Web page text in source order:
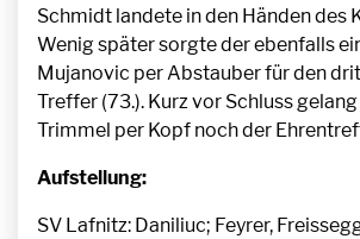
Schmidt landete in den Händen des
Wenig später sorgte der ebenfalls
Mujanovic per Abstauber für den
Treffer (73.). Kurz vor Schluss
Trimmel per Kopf noch der
Aufstellung:
SV Lafnitz: Daniliuc; Feyrer,